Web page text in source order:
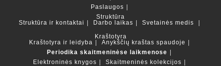
Paslaugos
Struktūra
Struktūra ir kontaktai
Darbo laikas
Svetainės medis
Kraštotyra
Kraštotyra ir leidyba
Anykščių kraštas spaudoje
Periodika skaitmeninėse laikmenose
Elektroninės knygos
Skaitmeninės kolekcijos